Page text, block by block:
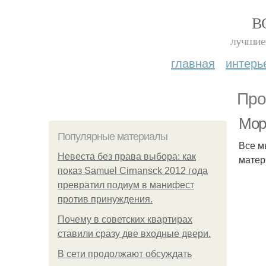
лучшие
главная
Популярные материалы
Невеста без права выбора: как
показ Samuel Cirnansck 2012 года
превратил подиум в манифест
против принуждения.
Почему в советских квартирах
ставили сразу две входные двери.
В сети продолжают обсуждать
Все